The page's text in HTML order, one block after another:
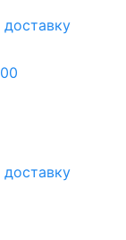
доставку
доставку